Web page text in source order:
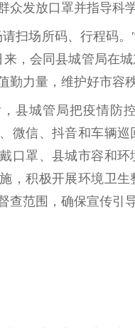
众发放口罩并指导科
扫场所码、行程码
，会同县城管局在
勤力量，维护好市容
县城管局把疫情防
微信、抖音和车辆
口罩、县城市容和
，积极开展环境卫
查范围，确保宣传引